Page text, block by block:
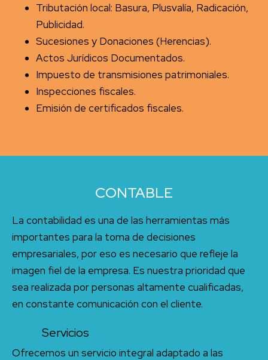
Tributación local: Basura, Plusvalía, Radicación,
Publicidad.
Sucesiones y Donaciones (Herencias).
Actos Jurídicos Documentados.
Impuesto de transmisiones patrimoniales.
Inspecciones fiscales.
Emisión de certificados fiscales.
CONTABLE
La contabilidad es una de las herramientas más
importantes para la toma de decisiones
empresariales, por eso es necesario que refleje la
imagen fiel de la empresa. Es nuestra prioridad que
sea realizada por personas altamente cualificadas,
en constante comunicación con el cliente.
Servicios
Ofrecemos un servicio integral adaptado a las